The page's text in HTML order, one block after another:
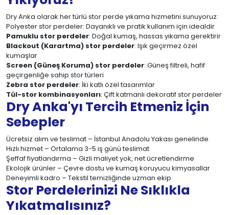
Dry Anka olarak her türlü stor perde yıkama hizmetini sunuyoruz:
Polyester stor perdeler: Dayanıklı ve pratik kullanım için idealdir
Pamuklu stor perdeler: Doğal kumaş, hassas yıkama gerektirir
Blackout (Karartma) stor perdeler: Işık geçirmez özel
kumaşlar
Screen (Güneş Koruma) stor perdeler: Güneş filtreli, hafif
geçirgenliğe sahip stor türleri
Zebra stor perdeler: İki katlı özel tasarımlar
Tül-stor kombinasyonları: Çift katmanlı dekoratif stor perdeler
Dry Anka'yı Tercih Etmeniz İçin
Sebepler
Ücretsiz alım ve teslimat – İstanbul Anadolu Yakası genelinde
Hızlı hizmet – Ortalama 3-5 iş günü teslimat
Şeffaf fiyatlandırma – Gizli maliyet yok, net ücretlendirme
Ekolojik ürünler – Çevre dostu ve kumaş koruyucu kimyasallar
Deneyimli kadro – Tekstil temizliğinde uzman ekip
Stor Perdelerinizi Ne Sıklıkla
Yıkatmalısınız?